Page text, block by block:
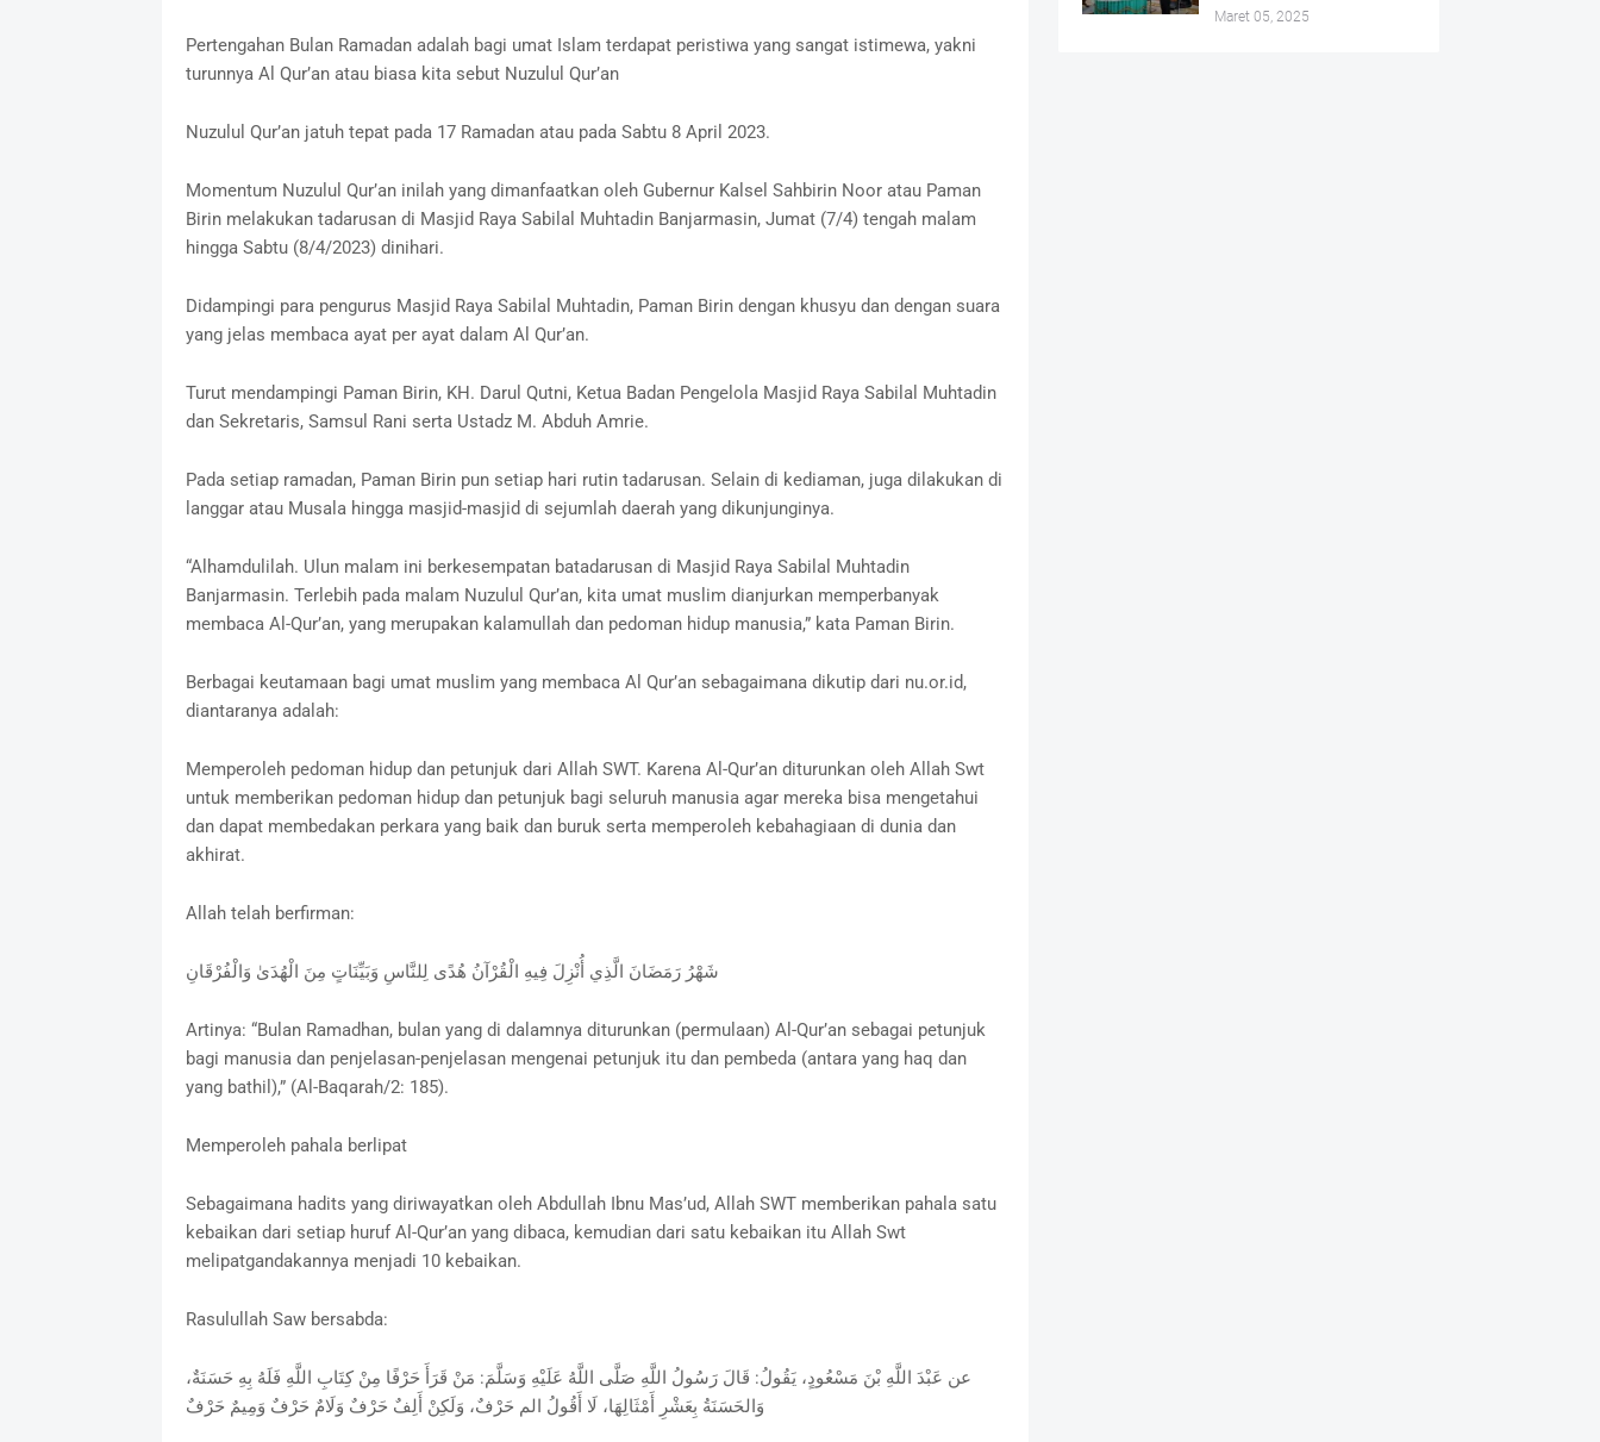
Pertengahan Bulan Ramadan adalah bagi umat Islam terdapat peristiwa yang sangat istimewa, yakni
turunnya Al Qur’an atau biasa kita sebut Nuzulul Qur’an
Nuzulul Qur’an jatuh tepat pada 17 Ramadan atau pada Sabtu 8 April 2023.
Momentum Nuzulul Qur’an inilah yang dimanfaatkan oleh Gubernur Kalsel Sahbirin Noor atau Paman
Birin melakukan tadarusan di Masjid Raya Sabilal Muhtadin Banjarmasin, Jumat (7/4) tengah malam
hingga Sabtu (8/4/2023) dinihari.
Didampingi para pengurus Masjid Raya Sabilal Muhtadin, Paman Birin dengan khusyu dan dengan suara
yang jelas membaca ayat per ayat dalam Al Qur’an.
Turut mendampingi Paman Birin, KH. Darul Qutni, Ketua Badan Pengelola Masjid Raya Sabilal Muhtadin
dan Sekretaris, Samsul Rani serta Ustadz M. Abduh Amrie.
Pada setiap ramadan, Paman Birin pun setiap hari rutin tadarusan. Selain di kediaman, juga dilakukan di
langgar atau Musala hingga masjid-masjid di sejumlah daerah yang dikunjunginya.
“Alhamdulilah. Ulun malam ini berkesempatan batadarusan di Masjid Raya Sabilal Muhtadin
Banjarmasin. Terlebih pada malam Nuzulul Qur’an, kita umat muslim dianjurkan memperbanyak
membaca Al-Qur’an, yang merupakan kalamullah dan pedoman hidup manusia,” kata Paman Birin.
Berbagai keutamaan bagi umat muslim yang membaca Al Qur’an sebagaimana dikutip dari nu.or.id,
diantaranya adalah:
Memperoleh pedoman hidup dan petunjuk dari Allah SWT. Karena Al-Qur’an diturunkan oleh Allah Swt
untuk memberikan pedoman hidup dan petunjuk bagi seluruh manusia agar mereka bisa mengetahui
dan dapat membedakan perkara yang baik dan buruk serta memperoleh kebahagiaan di dunia dan
akhirat.
Allah telah berfirman:
‎شَهْرُ رَمَضَانَ الَّذِي أُنْزِلَ فِيهِ الْقُرْآنُ هُدًى لِلنَّاسِ وَبَيِّنَاتٍ مِنَ الْهُدَىٰ وَالْفُرْقَانِ
Artinya: “Bulan Ramadhan, bulan yang di dalamnya diturunkan (permulaan) Al-Qur’an sebagai petunjuk
bagi manusia dan penjelasan-penjelasan mengenai petunjuk itu dan pembeda (antara yang haq dan
yang bathil),” (Al-Baqarah/2: 185).
Memperoleh pahala berlipat
Sebagaimana hadits yang diriwayatkan oleh Abdullah Ibnu Mas’ud, Allah SWT memberikan pahala satu
kebaikan dari setiap huruf Al-Qur’an yang dibaca, kemudian dari satu kebaikan itu Allah Swt
melipatgandakannya menjadi 10 kebaikan.
Rasulullah Saw bersabda:
وَالحَسَنَةُ بِعَشْرِ أَمْثَالِهَا، لَا أَقُولُ الم حَرْفٌ، وَلَكِنْ أَلِفٌ حَرْفٌ وَلَامٌ حَرْفٌ وَمِيمٌ حَرْفٌ
Maret 05, 2025